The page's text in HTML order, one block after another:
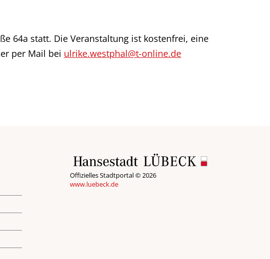
64a statt. Die Veranstaltung ist kostenfrei, eine
per Mail bei ulrike.westphal@t-online.de
Offizielles Stadtportal © 2026
www.luebeck.de